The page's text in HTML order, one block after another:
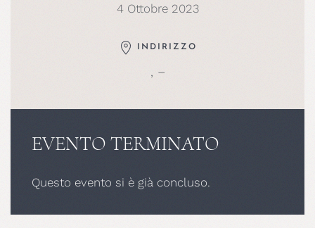
4 Ottobre 2023
INDIRIZZO
, –
EVENTO TERMINATO
Questo evento si è già concluso.